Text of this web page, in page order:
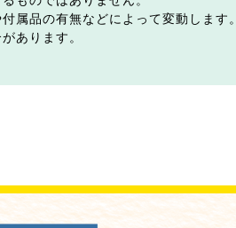
属品の有無などによって変動します。
あります。